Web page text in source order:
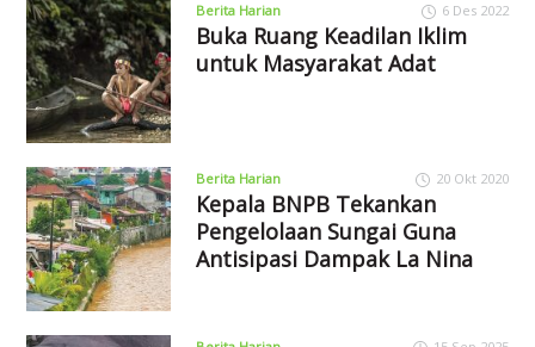
Berita Harian 6 Des 2022
Buka Ruang Keadilan Iklim
untuk Masyarakat Adat
Berita Harian 20 Okt 2020
Kepala BNPB Tekankan
Pengelolaan Sungai Guna
Antisipasi Dampak La Nina